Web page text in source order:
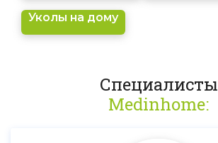
Уколы на дому
Специалисты
Medinhome: